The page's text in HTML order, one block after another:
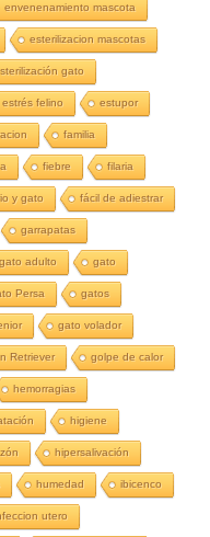
envenenamiento mascota
esterilizacion mascotas
gato
estrés felino estupor
familia
fiebre filaria
y gato fácil de adiestrar
garrapatas
adulto gato
Persa gatos
gato volador
Retriever golpe de calor
hemorragias
higiene
hipersalivación
humedad ibicenco
utero